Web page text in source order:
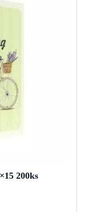
200ks